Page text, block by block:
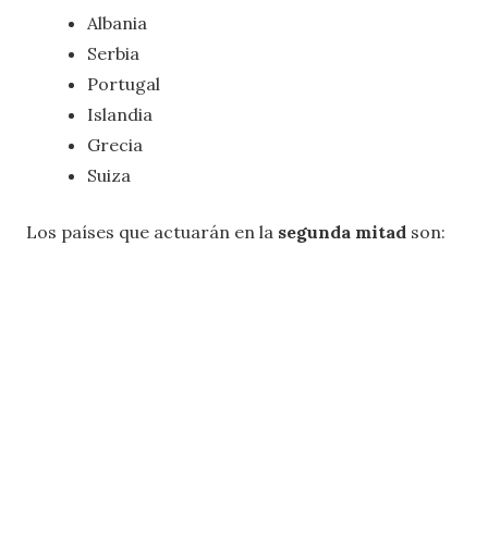
Albania
Serbia
Portugal
Islandia
Grecia
Suiza
Los países que actuarán en la segunda mitad son: